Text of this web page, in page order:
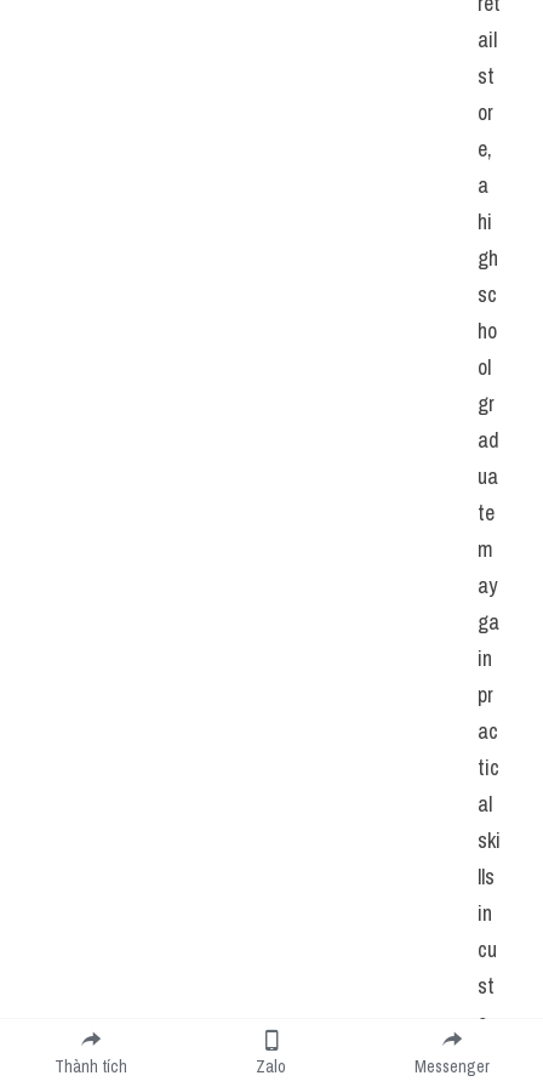
ail
st
or
e,
a
hi
gh
sc
ho
ol
gr
ad
ua
te
m
ay
ga
in
pr
ac
tic
al
ski
lls
in
cu
st
o
m
Thành tích Zalo Messenger